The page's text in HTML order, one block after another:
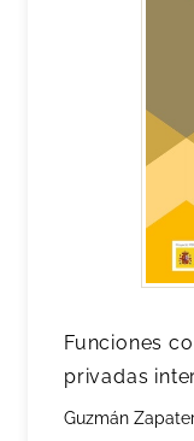
Funciones
privadas
Guzmán